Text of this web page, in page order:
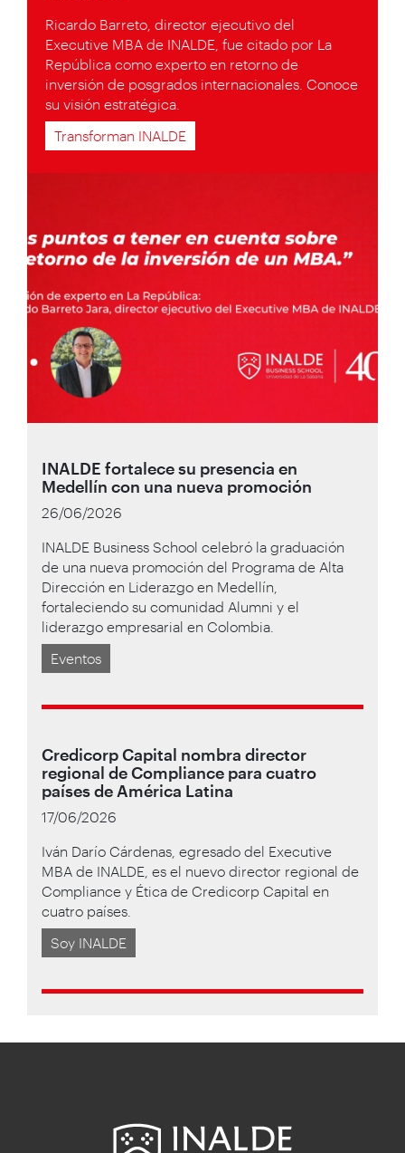
Ricardo Barreto, director ejecutivo del
Executive MBA de INALDE, fue citado por La
República como experto en retorno de
inversión de posgrados internacionales. Conoce
su visión estratégica.
Transforman INALDE
INALDE fortalece su presencia en
Medellín con una nueva promoción
26/06/2026
INALDE Business School celebró la graduación
de una nueva promoción del Programa de Alta
Dirección en Liderazgo en Medellín,
fortaleciendo su comunidad Alumni y el
liderazgo empresarial en Colombia.
Eventos
Credicorp Capital nombra director
regional de Compliance para cuatro
países de América Latina
17/06/2026
Iván Darío Cárdenas, egresado del Executive
MBA de INALDE, es el nuevo director regional de
Compliance y Ética de Credicorp Capital en
cuatro países.
Soy INALDE